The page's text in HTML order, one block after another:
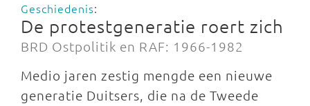
Geschiedenis:
De protestgeneratie roert zich
BRD Ostpolitik en RAF: 1966-1982
Medio jaren zestig mengde een nieuwe
generatie Duitsers, die na de Tweede